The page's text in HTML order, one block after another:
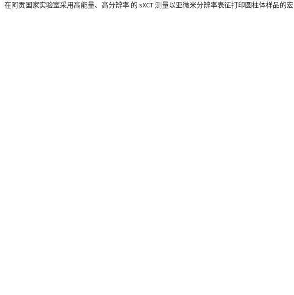
在阿贡国家实验室采用高能量、高分辨率 的 sXCT 测量以亚微米分辨率表征打印圆柱体样品的宏